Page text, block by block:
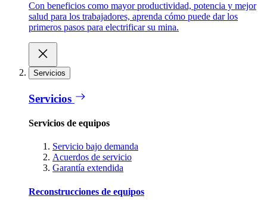
Con beneficios como mayor productividad, potencia y mejor
salud para los trabajadores, aprenda cómo puede dar los
primeros pasos para electrificar su mina.
Servicios
Servicios
Servicios de equipos
Servicio bajo demanda
Acuerdos de servicio
Garantía extendida
Reconstrucciones de equipos